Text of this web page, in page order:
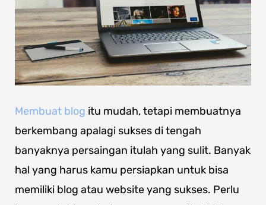
Membuat blog itu mudah, tetapi membuatnya
berkembang apalagi sukses di tengah
banyaknya persaingan itulah yang sulit. Banyak
hal yang harus kamu persiapkan untuk bisa
memiliki blog atau website yang sukses. Perlu